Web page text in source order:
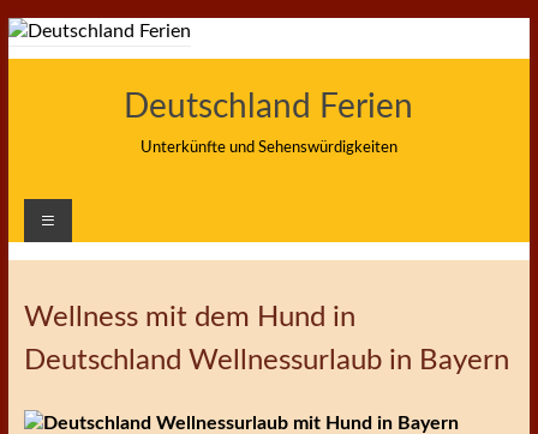
Zum
Inhalt
Deutschland Ferien
Unterkünfte und Sehenswürdigkeiten
Wellness mit dem Hund in
Deutschland Wellnessurlaub in Bayern